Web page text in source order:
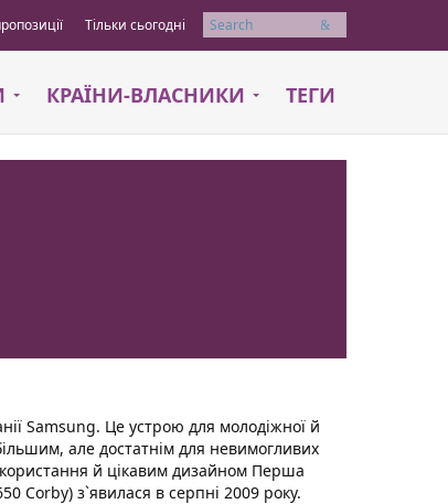
КРАЇНИ-ВЛАСНИКИ ТЕГИ
Тільки сьогодні Пошук
Samsung. Це устрою для молодіжної й
але достатнім для невимогливих
й цікавим дизайном Перша
Corby) з`явилася в серпні 2009 року.